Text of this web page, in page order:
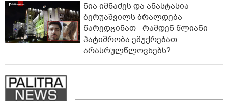
ნია იმნაძეს და ანასტასია
ბერუაშვილს ბრალდება
წარედგინათ - რამდენ წლიანი
პატიმრობა ემუქრებათ
არასრულწლოვნებს?